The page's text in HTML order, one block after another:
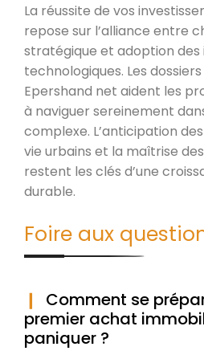
La réussite de vos
repose sur l’alliance entre
stratégique et adoption des
technologiques. Les
Epershand net aident les
à naviguer sereinement
complexe. L’anticipation
vie urbains et la maîtrise
restent les clés d’une
durable.
Foire aux
Comment se
premier achat
paniquer ?